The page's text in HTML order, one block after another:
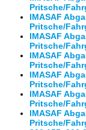
Pritsche/
IMASAF
Pritsche/
IMASAF
Pritsche/
IMASAF
Pritsche/
IMASAF
Pritsche/
IMASAF
Pritsche/
IMASAF
Pritsche/